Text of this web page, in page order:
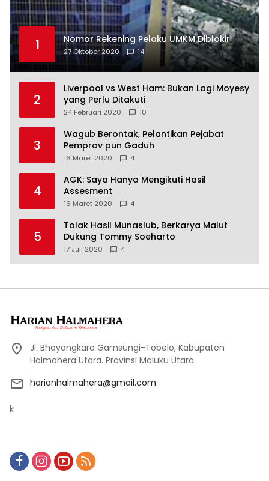
1 Nomor Rekening Pelaku UMKM Diblokir
27 Oktober 2020 14
2
Liverpool vs West Ham: Bukan Lagi Moyesy
yang Perlu Ditakuti
24 Februari 2020 10
3
Wagub Berontak, Pelantikan Pejabat
Pemprov pun Gaduh
16 Maret 2020 4
4
AGK: Saya Hanya Mengikuti Hasil
Assesment
16 Maret 2020 4
5
Tolak Hasil Munaslub, Berkarya Malut
Dukung Tommy Soeharto
17 Juli 2020 4
Jl. Bhayangkara Gamsungi-Tobelo, Kabupaten
Halmahera Utara. Provinsi Maluku Utara.
harianhalmahera@gmail.com
k